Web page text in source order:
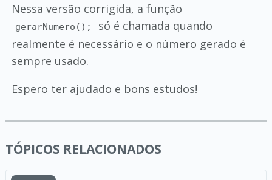
Nessa versão corrigida, a função
gerarNumero();
só é chamada quando
realmente é necessário e o número gerado é
sempre usado.
Espero ter ajudado e bons estudos!
TÓPICOS RELACIONADOS